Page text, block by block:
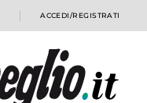
ACCEDI/REGISTRATI